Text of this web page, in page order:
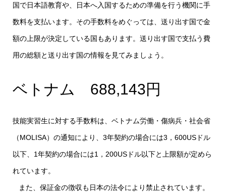
国で日本語教育や、日本へ入国するための準備を行う機関に手
数料を支払います。その手数料をめぐっては、送り出す国で金
額の上限が決定している国もあります。送り出す国で支払う費
用の総額と送り出す国の情報を見てみましょう。
ベトナム 688,143円
技能実習生に対する手数料は、ベトナム労働・傷病兵・社会省
（MOLISA）の通知により、3年契約の場合には3，600USドル
以下、1年契約の場合には1，200USドル以下と上限額が定めら
れています。
また、保証金の徴収も日本の法令により禁止されています。